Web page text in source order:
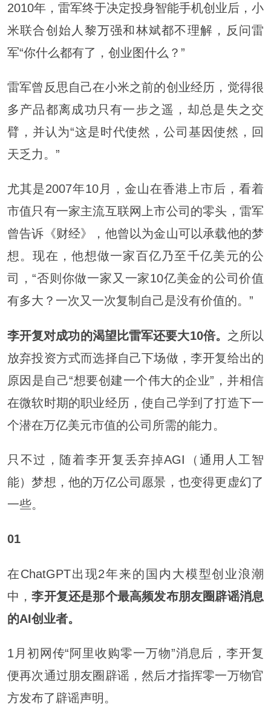
2010年，雷军终于决定投身智能手机创业后，小
米联合创始人黎万强和林斌都不理解，反问雷
军“你什么都有了，创业图什么？”
雷军曾反思自己在小米之前的创业经历，觉得很
多产品都离成功只有一步之遥，却总是失之交
臂，并认为“这是时代使然，公司基因使然，回
天乏力。”
尤其是2007年10月，金山在香港上市后，看着
市值只有一家主流互联网上市公司的零头，雷军
曾告诉《财经》，他曾以为金山可以承载他的梦
想。现在，他想做一家百亿乃至千亿美元的公
司，“否则你做一家又一家10亿美金的公司价值
有多大？一次又一次复制自己是没有价值的。”
李开复对成功的渴望比雷军还要大10倍。 之所以
放弃投资方式而选择自己下场做，李开复给出的
原因是自己“想要创建一个伟大的企业”，并相信
在微软时期的职业经历，使自己学到了打造下一
个潜在万亿美元市值的公司所需的能力。
只不过，随着李开复丢弃掉AGI（通用人工智
能）梦想，他的万亿公司愿景，也变得更虚幻了
一些。
01
在ChatGPT出现2年来的国内大模型创业浪潮
中，李开复还是那个最高频发布朋友圈辟谣消息
的AI创业者。
1月初网传“阿里收购零一万物”消息后，李开复
便再次通过朋友圈辟谣，然后才指挥零一万物官
方发布了辟谣声明。